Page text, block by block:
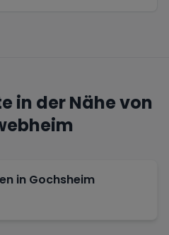
in der Nähe von
in Gochsheim